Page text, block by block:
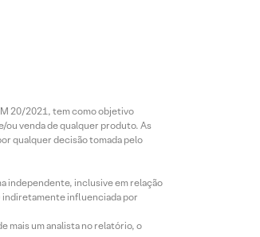
20/2021, tem como objetivo
venda de qualquer produto. As
qualquer decisão tomada pelo
independente, inclusive em relação
indiretamente influenciada por
mais um analista no relatório, o